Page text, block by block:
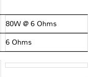
80W @ 6 Ohms
6 Ohms